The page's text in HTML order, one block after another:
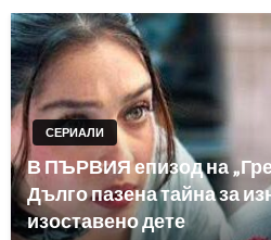
СЕРИАЛИ
В ПЪРВИЯ епизод на
Дълго пазена тайна за
изоставено дете